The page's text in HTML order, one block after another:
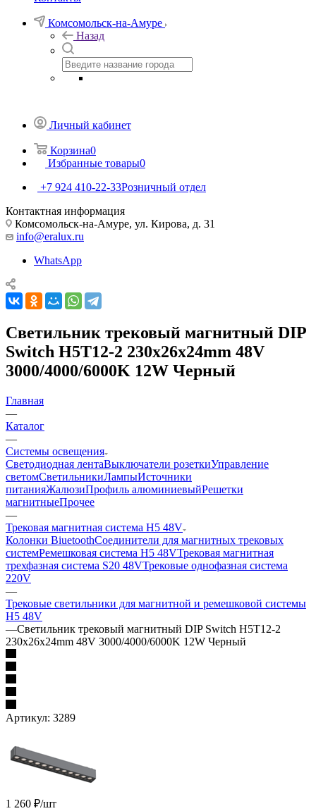
Комсомольск-на-Амуре
Назад
Личный кабинет
Корзина0
Избранные товары0
+7 924 410-22-33Розничный отдел
Контактная информация
Комсомольск-на-Амуре, ул. Кирова, д. 31
info@eralux.ru
WhatsApp
Светильник трековый магнитный DIP
Switch H5T12-2 230x26x24mm 48V
3000/4000/6000K 12W Черный
Главная
—
Каталог
—
Системы освещения
Светодиодная лентаВыключатели розеткиУправление
светомСветильникиЛампыИсточники
питанияЖалюзиПрофиль алюминиевыйРешетки
магнитныеПрочее
—
Трековая магнитная система H5 48V
Колонки BiuetoothСоединители для магнитных трековых
системРемешковая система H5 48VТрековая магнитная
трехфазная система S20 48VТрековые однофазная система
220V
—
Трековые светильники для магнитной и ремешковой системы
H5 48V
—Светильник трековый магнитный DIP Switch H5T12-2
230x26x24mm 48V 3000/4000/6000K 12W Черный
Артикул: 3289
1 260 ₽/шт